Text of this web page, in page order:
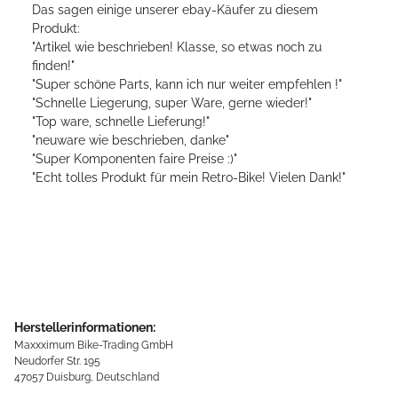
Das sagen einige unserer ebay-Käufer zu diesem
Produkt:
"Artikel wie beschrieben! Klasse, so etwas noch zu
finden!"
"Super schöne Parts, kann ich nur weiter empfehlen !"
"Schnelle Liegerung, super Ware, gerne wieder!"
"Top ware, schnelle Lieferung!"
"neuware wie beschrieben, danke"
"Super Komponenten faire Preise :)"
"Echt tolles Produkt für mein Retro-Bike! Vielen Dank!"
Herstellerinformationen:
Maxxximum Bike-Trading GmbH
Neudorfer Str. 195
47057 Duisburg, Deutschland